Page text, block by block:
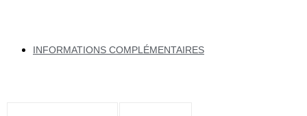
INFORMATIONS COMPLÉMENTAIRES